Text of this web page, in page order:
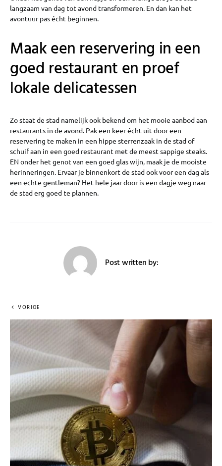
langzaam van dag tot avond transformeren. En dan kan het
avontuur pas écht beginnen.
Maak een reservering in een
goed restaurant en proef
lokale delicatessen
Zo staat de stad namelijk ook bekend om het mooie aanbod aan
restaurants in de avond. Pak een keer écht uit door een
reservering te maken in een hippe sterrenzaak in de stad of
schuif aan in een goed restaurant met de meest sappige steaks.
EN onder het genot van een goed glas wijn, maak je de mooiste
herinneringen. Ervaar je binnenkort de stad ook voor een dag als
een echte gentleman? Het hele jaar door is een dagje weg naar
de stad erg goed te plannen.
Post written by:
VORIGE